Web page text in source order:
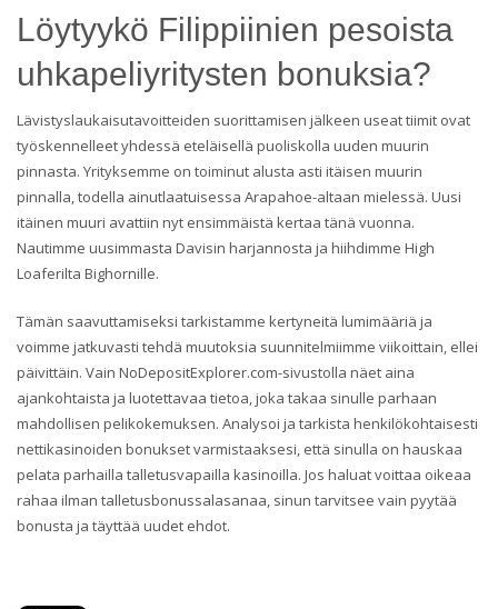
Löytyykö Filippiinien pesoista
uhkapeliyritysten bonuksia?
Lävistyslaukaisutavoitteiden suorittamisen jälkeen useat tiimit ovat
työskennelleet yhdessä eteläisellä puoliskolla uuden muurin
pinnasta. Yrityksemme on toiminut alusta asti itäisen muurin
pinnalla, todella ainutlaatuisessa Arapahoe-altaan mielessä. Uusi
itäinen muuri avattiin nyt ensimmäistä kertaa tänä vuonna.
Nautimme uusimmasta Davisin harjannosta ja hiihdimme High
Loaferilta Bighornille.
Tämän saavuttamiseksi tarkistamme kertyneitä lumimääriä ja
voimme jatkuvasti tehdä muutoksia suunnitelmiimme viikoittain, ellei
päivittäin. Vain NoDepositExplorer.com-sivustolla näet aina
ajankohtaista ja luotettavaa tietoa, joka takaa sinulle parhaan
mahdollisen pelikokemuksen. Analysoi ja tarkista henkilökohtaisesti
nettikasinoiden bonukset varmistaaksesi, että sinulla on hauskaa
pelata parhailla talletusvapailla kasinoilla. Jos haluat voittaa oikeaa
rahaa ilman talletusbonussalasanaa, sinun tarvitsee vain pyytää
bonusta ja täyttää uudet ehdot.